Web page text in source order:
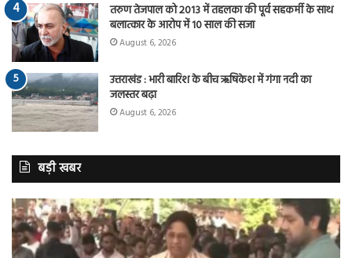
तरुण तेजपाल को 2013 में तहलका की पूर्व सहकर्मी के साथ
बलात्कार के आरोप में 10 साल की सजा
August 6, 2026
उत्तराखंड : भारी बारिश के बीच ऋषिकेश में गंगा नदी का
जलस्तर बढ़ा
August 6, 2026
बड़ी खबर